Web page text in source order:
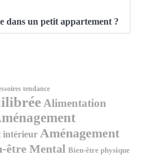
dans un petit appartement ?
tendance
Alimentation
intérieur Aménagement
être Mental Bien-être physique